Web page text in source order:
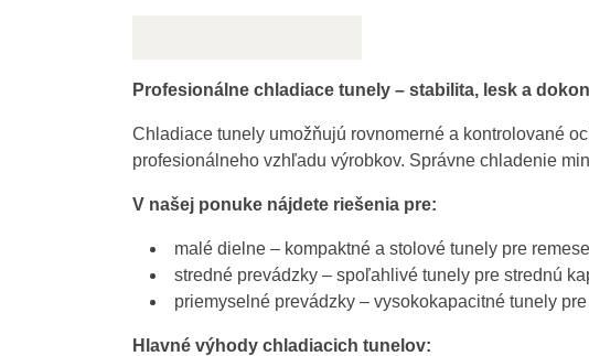
Profesionálne chladiace tunely – stabilita, lesk a
Chladiace tunely umožňujú rovnomerné a kontrolované
profesionálneho vzhľadu výrobkov. Správne chladenie
V našej ponuke nájdete riešenia pre:
malé dielne – kompaktné a stolové tunely pre
stredné prevádzky – spoľahlivé tunely pre strednú
priemyselné prevádzky – vysokokapacitné tunely
Hlavné výhody chladiacich tunelov: